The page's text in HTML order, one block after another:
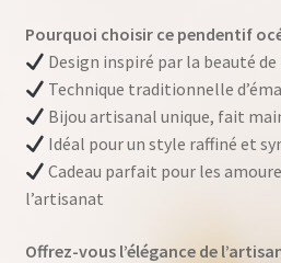
Pourquoi choisir ce pendentif
Design inspiré par la beauté de
Technique traditionnelle
Bijou artisanal unique, fait
Idéal pour un style raffiné et
Cadeau parfait pour les
l’artisanat
Offrez-vous l’élégance de